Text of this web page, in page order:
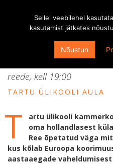
aulakontsert
20. jaanuar, 2017
reede, kell 19:00
TARTU ÜLIKOOLI AULA
T
artu ülikooli
oma hollandlasest
Ree õpetatud väga
kus kõlab Euroopa
aastaaegade
Sellel veebilehel
kasutamist jätkates
Nõustun